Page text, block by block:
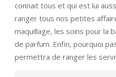
connait tous et qui est lui
ranger tous nos petites
maquillage, les soins pour la
de parfum. Enfin, pourquoi
permettra de ranger les